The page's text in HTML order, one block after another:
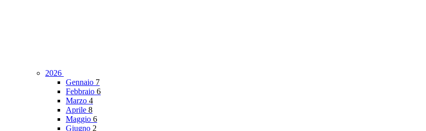
2026
Gennaio 7
Febbraio 6
Marzo 4
Aprile 8
Maggio 6
Giugno 2